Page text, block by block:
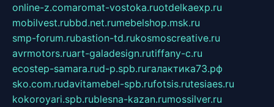
online-z.comaromat-vostoka.ruotdelkaexp.ru
mobilvest.rubbd.net.rumebelshop.msk.ru
smp-forum.rubastion-td.rukosmoscreative.ru
avrmotors.ruart-galadesign.rutiffany-c.ru
ecostep-samara.rud-p.spb.ruгалактика73.рф
sko.com.rudavitamebel-spb.rufotsis.rutesiaes.ru
kokoroyari.spb.rublesna-kazan.rumossilver.ru